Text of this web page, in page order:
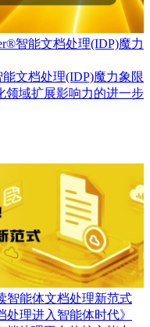
智能文档处理(IDP)魔力
文档处理(IDP)魔力象限
领域扩展影响力的进一步
智能体文档处理新范式
理进入智能体时代》